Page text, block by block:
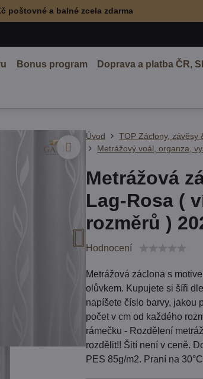
poštovné a balné zcela zdarma
Bonus program Doprava a platba ČR,
Úvod TOP Záclony, závěsy
Metrážový voál, organza,
Metrážová
Lag-Rosa (
rozměrů )
Hodnocení
Metrážová záclona s
olůvkem. Kupujete si šíři
napíšete číslo barvy, jakou
počet v cm od každého
rámečku - Rozdělení
rozdělit!! Šití není v ceně.
PES 85g/m2. Praní na